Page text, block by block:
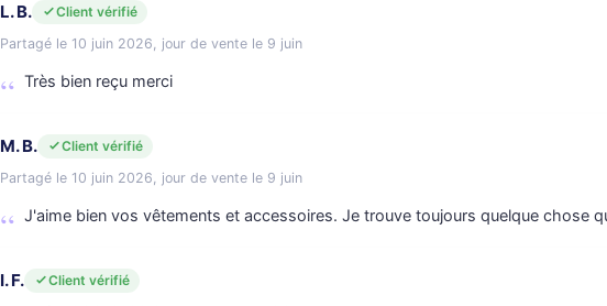
L. B.
Client vérifié
Partagé le 10 juin 2026, jour de vente le 9 juin
Très bien reçu merci
M. B.
Client vérifié
Partagé le 10 juin 2026, jour de vente le 9 juin
J'aime bien vos vêtements et accessoires. Je trouve toujours quelque chose
I. F.
Client vérifié